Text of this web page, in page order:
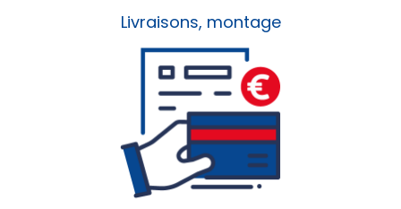
Livraisons, montage